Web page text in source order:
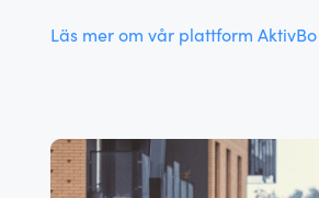
Läs mer om vår plattform